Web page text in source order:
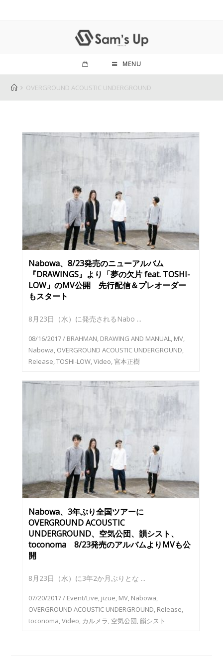
MENU
OVERGROUND ACOUSTIC UNDERGROUND
Nabowa、8/23発売のニューアルバム
『DRAWINGS』より「夢の欠片 feat. TOSHI-
LOW」のMV公開 先行配信＆プレオーダー
もスタート
8月23日（水）に発売されるNabo ...
08/16/2017/ BRAHMAN, DRAWING AND MANUAL, MV,
Nabowa, OVERGROUND ACOUSTIC UNDERGROUND,
Release,TOSHI-LOW,Video,宮本正樹
Nabowa、3年ぶり全国ツアーに
OVERGROUND ACOUSTIC
UNDERGROUND、空気公団、韻シスト、
toconoma 8/23発売のアルバムよりMVも公
開
8月23日（水）に3年2か月ぶりとな ...
07/20/2017/ Event/Live, jizue, MV, Nabowa,
OVERGROUND ACOUSTIC UNDERGROUND, Release,
toconoma,Video, カルメラ, 空気公団,韻シスト